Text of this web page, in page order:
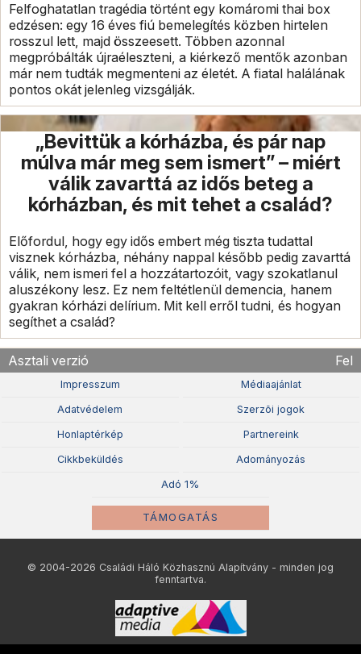
Felfoghatatlan tragédia történt egy komáromi thai box
edzésen: egy 16 éves fiú bemelegítés közben hirtelen
rosszul lett, majd összeesett. Többen azonnal
megpróbálták újraéleszteni, a kiérkező mentők azonban
már nem tudták megmenteni az életét. A fiatal halálának
pontos okát jelenleg vizsgálják.
„Bevittük a kórházba, és pár nap
múlva már meg sem ismert” – miért
válik zavarttá az idős beteg a
kórházban, és mit tehet a család?
Előfordul, hogy egy idős embert még tiszta tudattal
visznek kórházba, néhány nappal később pedig zavarttá
válik, nem ismeri fel a hozzátartozóit, vagy szokatlanul
aluszékony lesz. Ez nem feltétlenül demencia, hanem
gyakran kórházi delírium. Mit kell erről tudni, és hogyan
segíthet a család?
Asztali verzió Fel
Impresszum Médiaajánlat
Adatvédelem Szerzõi jogok
Honlaptérkép Partnereink
Cikkbeküldés Adományozás
Adó 1%
TÁMOGATÁS
© 2004-2026 Családi Háló Közhasznú Alapítvány - minden jog
fenntartva.